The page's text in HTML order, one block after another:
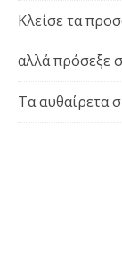
Κλείσε τα
αλλά πρόσεξε
Τα αυθαίρετα